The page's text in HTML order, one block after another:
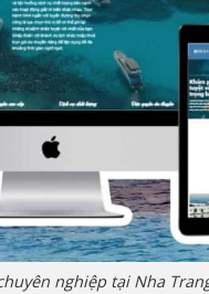
nghiệp tại Nha